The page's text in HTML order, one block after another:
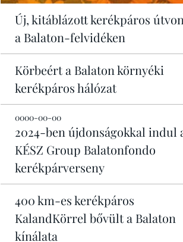
Új, kitáblázott kerékpáros
a Balaton-felvidéken
Körbeért a Balaton környéki
kerékpáros hálózat
0000-00-00
2024-ben újdonságokkal indul
KÉSZ Group Balatonfondo
kerékpárverseny
400 km-es kerékpáros
KalandKörrel bővült a Balaton
kínálata